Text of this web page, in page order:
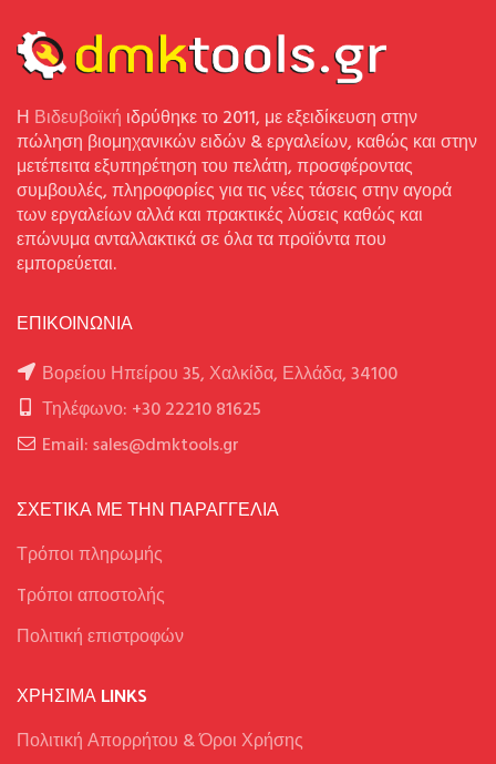
Η Βιδευβοϊκή ιδρύθηκε το 2011, με εξειδίκευση στην
πώληση βιομηχανικών ειδών & εργαλείων, καθώς και στην
μετέπειτα εξυπηρέτηση του πελάτη, προσφέροντας
συμβουλές, πληροφορίες για τις νέες τάσεις στην αγορά
των εργαλείων αλλά και πρακτικές λύσεις καθώς και
επώνυμα ανταλλακτικά σε όλα τα προϊόντα που
εμπορεύεται.
ΕΠΙΚΟΙΝΩΝΙΑ
Βορείου Ηπείρου 35, Χαλκίδα, Ελλάδα, 34100
Τηλέφωνο: +30 22210 81625
Email: sales@dmktools.gr
ΣΧΕΤΙΚΑ ΜΕ ΤΗΝ ΠΑΡΑΓΓΕΛΙΑ
Τρόποι πληρωμής
Tρόποι αποστολής
Πολιτική επιστροφών
ΧΡΉΣΙΜΑ LINKS
Πολιτική Απορρήτου & Όροι Χρήσης